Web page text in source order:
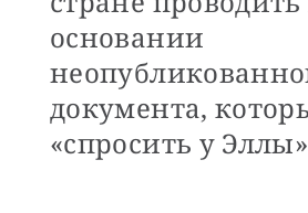
основании
документа,
«спросить у